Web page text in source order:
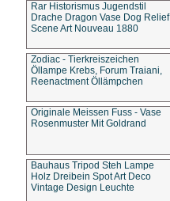
Rar Historismus Jugendstil
Drache Dragon Vase Dog Relief
Scene Art Nouveau 1880
Zodiac - Tierkreiszeichen
Öllampe Krebs, Forum Traiani,
Reenactment Öllämpchen
Originale Meissen Fuss - Vase
Rosenmuster Mit Goldrand
Bauhaus Tripod Steh Lampe
Holz Dreibein Spot Art Deco
Vintage Design Leuchte